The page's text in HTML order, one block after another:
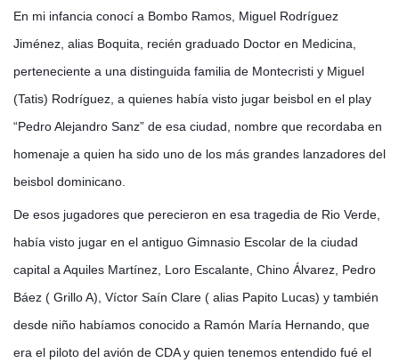
En mi infancia conocí a Bombo Ramos, Miguel Rodríguez
Jiménez, alias Boquita, recién graduado Doctor en Medicina,
perteneciente a una distinguida familia de Montecristi y Miguel
(Tatis) Rodríguez, a quienes había visto jugar beisbol en el play
“Pedro Alejandro Sanz” de esa ciudad, nombre que recordaba en
homenaje a quien ha sido uno de los más grandes lanzadores del
beisbol dominicano.
De esos jugadores que perecieron en esa tragedia de Rio Verde,
había visto jugar en el antiguo Gimnasio Escolar de la ciudad
capital a Aquiles Martínez, Loro Escalante, Chino Álvarez, Pedro
Báez ( Grillo A), Víctor Saín Clare ( alias Papito Lucas) y también
desde niño habíamos conocido a Ramón María Hernando, que
era el piloto del avión de CDA y quien tenemos entendido fué el